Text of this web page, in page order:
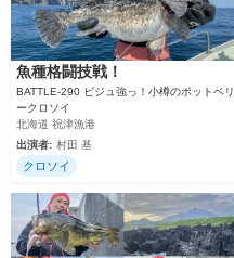
魚種格闘技戦！
BATTLE-290 ビジュ強っ！小樽のポットベリ
ークロソイ
北海道 祝津漁港
出演者: 村田 基
クロソイ